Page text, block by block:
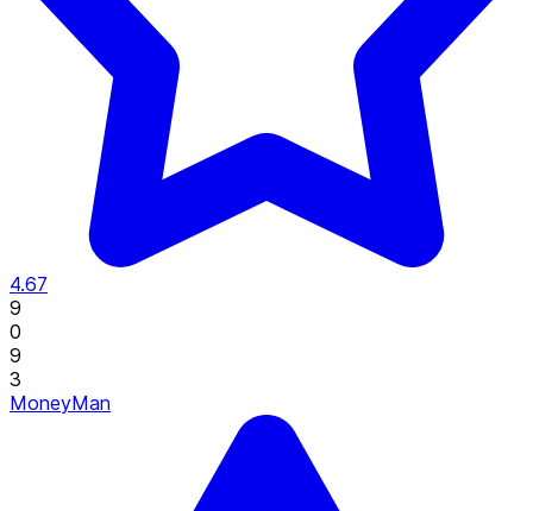
4.67
9
0
9
3
MoneyMan